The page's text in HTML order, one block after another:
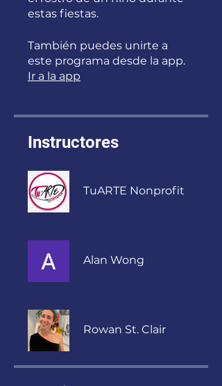
estas fiestas.
También puedes unirte a
este programa desde la app.
Ir a la app
Instructores
TuARTE Nonprofit
Alan Wong
Rowan St. Clair